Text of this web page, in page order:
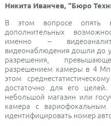
Никита Иванчев, "Бюро
В этом вопросе опять
дополнительных
именно –
видеонаблюдения дошли до
разрешения,
разрешением камеры в 4
этом
достаточно для его
небольшой магазин или
камера с
идентифицировать номер